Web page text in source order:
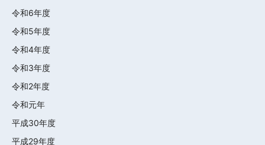
令和6年度
令和5年度
令和4年度
令和3年度
令和2年度
令和元年
平成30年度
平成29年度